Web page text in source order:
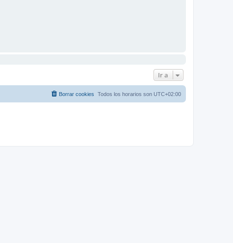
Ir a
Todos los horarios son UTC+02:00
Borrar cookies